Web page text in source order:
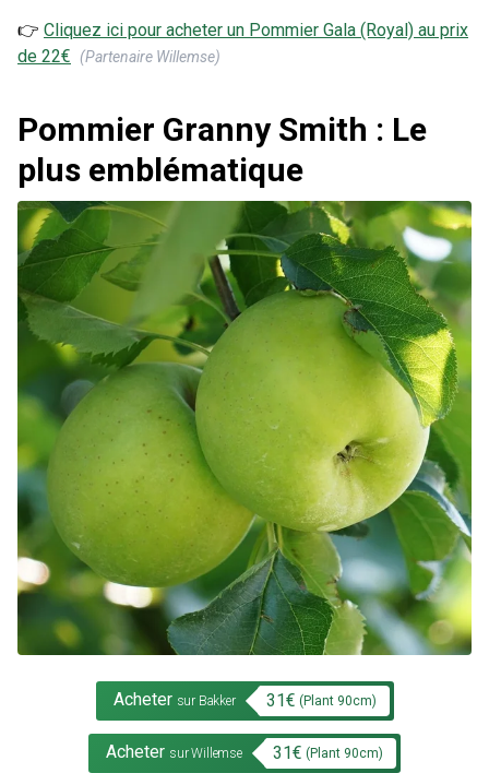
👉 Cliquez ici pour acheter un Pommier Gala (Royal) au prix
de 22€ (Partenaire Willemse)
Pommier Granny Smith : Le
plus emblématique
Acheter sur Bakker 31€ (Plant 90cm)
Acheter sur Willemse 31€ (Plant 90cm)